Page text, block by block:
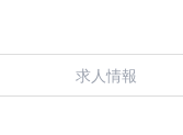
求人情報